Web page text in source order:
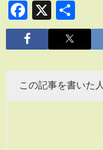
Facebook
X
有
この記事を書いた人